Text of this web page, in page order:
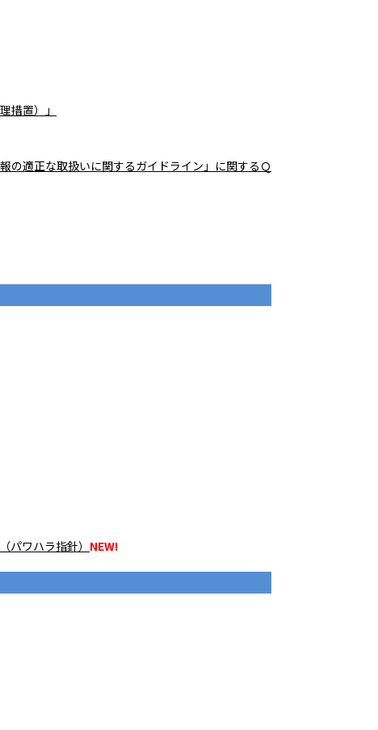
措置）」
の適正な取扱いに関するガイドライン」に関するＱ
ワハラ指針） NEW!